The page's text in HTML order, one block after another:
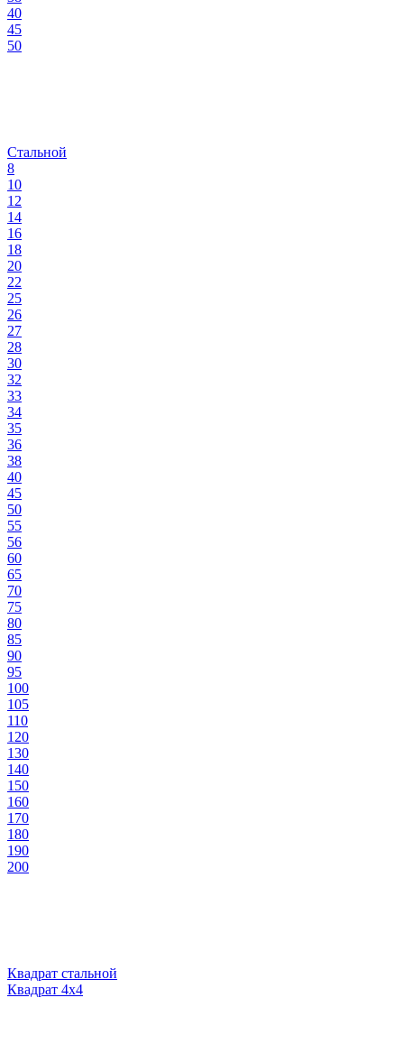
40
45
50
Стальной
8
10
12
14
16
18
20
22
25
26
27
28
30
32
33
34
35
36
38
40
45
50
55
56
60
65
70
75
80
85
90
95
100
105
110
120
130
140
150
160
170
180
190
200
Квадрат стальной
Квадрат 4х4